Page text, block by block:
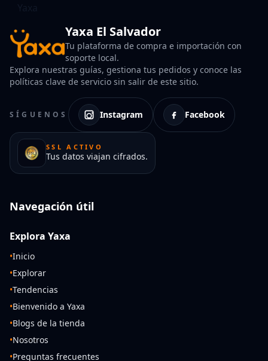
Yaxa El Salvador
Tu plataforma de compra e importación con
soporte local.
Explora nuestras guías, gestiona tus pedidos y conoce las
políticas clave de servicio sin salir de este sitio.
SÍGUENOS Instagram Facebook
SSL ACTIVO
Tus datos viajan cifrados.
Navegación útil
Explora Yaxa
•Inicio
•Explorar
•Tendencias
•Bienvenido a Yaxa
•Blogs de la tienda
•Nosotros
•Preguntas frecuentes